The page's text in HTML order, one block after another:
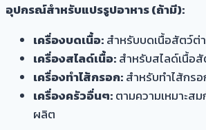
อุปกรณ์สำหรับแปรรูปอาหาร (ถ้ามี):
เครื่องบดเนื้อ:สำหรับบดเนื้อสัตว์ต่
เครื่องสไลด์เนื้อ:สำหรับสไลด์เนื้อ
เครื่องทำไส้กรอก:สำหรับทำไส้กร
เครื่องครัวอื่นๆ:ตามความเหมาะส
ผลิต